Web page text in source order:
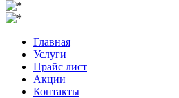
Главная
Услуги
Прайс лист
Акции
Контакты